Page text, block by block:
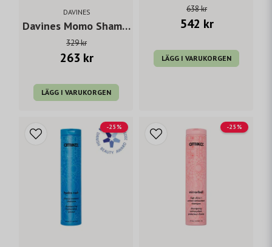
DAVINES
Davines Momo Shampoo 250 ml
329 kr
263 kr
LÄGG I VARUKORGEN
638 kr
542 kr
LÄGG I VARUKORGEN
-25% -25%